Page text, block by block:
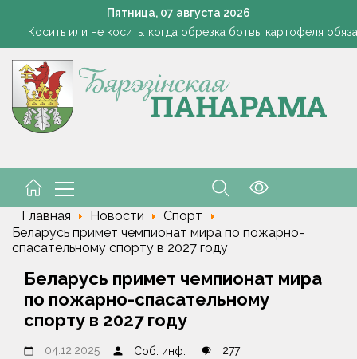
Пятница, 07 августа 2026
Семинар-совещание по охране труда профсоюза
Косить или не косить: когда обрезка ботвы картофеля
Включаем фары и продолжаем жать
расходы на проезд, если у работника нет
Семинар-совещание по охране труда профсоюза
Главная Новости
Спорт
Беларусь примет чемпионат мира по пожарно-
спасательному спорту в 2027 году
Беларусь примет чемпионат мира
по пожарно-спасательному
спорту в 2027 году
04.12.2025 Соб. инф. 277